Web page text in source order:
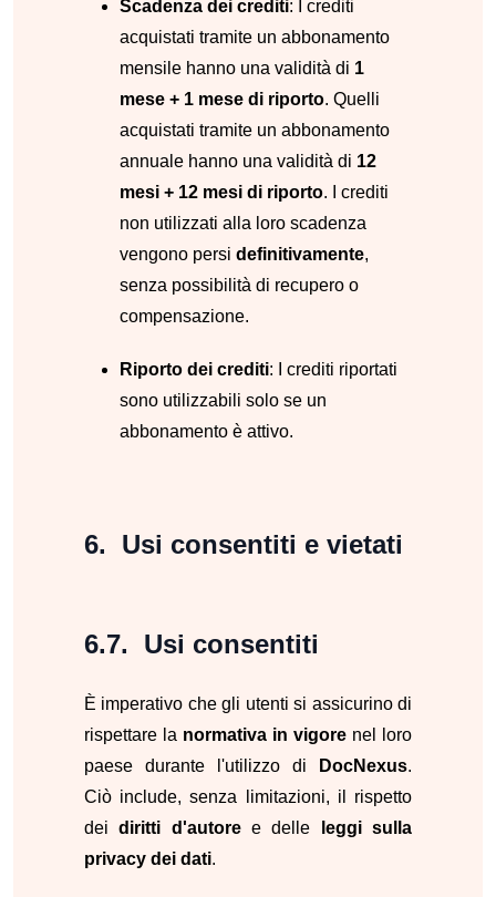
Scadenza dei crediti: I crediti
acquistati tramite un abbonamento
mensile hanno una validità di 1
mese + 1 mese di riporto. Quelli
acquistati tramite un abbonamento
annuale hanno una validità di 12
mesi + 12 mesi di riporto. I crediti
non utilizzati alla loro scadenza
vengono persi definitivamente,
senza possibilità di recupero o
compensazione.
Riporto dei crediti: I crediti riportati
sono utilizzabili solo se un
abbonamento è attivo.
Usi consentiti e vietati
Usi consentiti
È imperativo che gli utenti si assicurino di
rispettare la normativa in vigore nel loro
paese durante l'utilizzo di
DocNexus.
Ciò include, senza limitazioni, il rispetto
deidiritti d'autoree delle
leggi sulla
privacy dei dati.